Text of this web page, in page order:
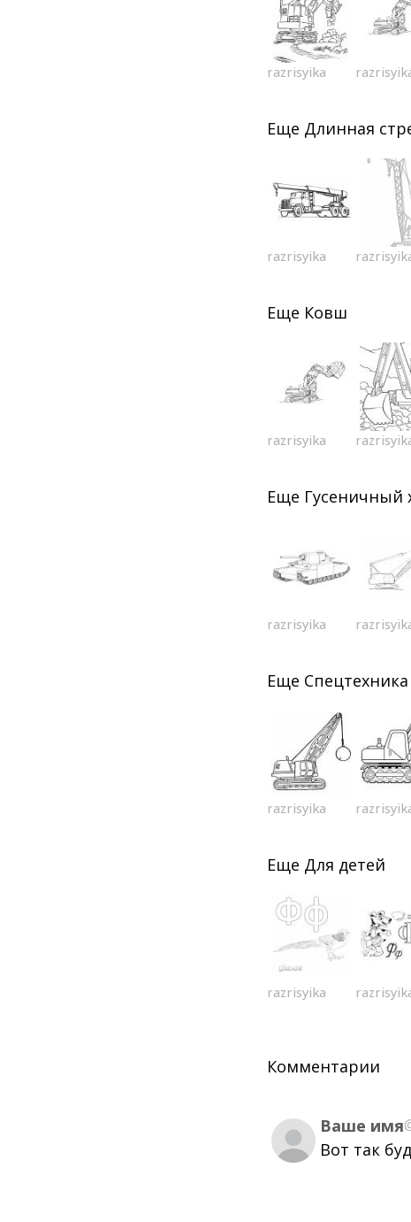
razrisyika
Еще Длинная
razrisyika
Еще Ковш
razrisyika
Еще Гусеничный
razrisyika
Еще Спецтехника
razrisyika
Еще Для детей
razrisyika
Комментарии
Ваше имя
Вот так